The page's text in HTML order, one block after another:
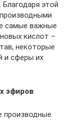
этой
самые важные
кислот –
некоторые
и сферы их
эфиров
производные